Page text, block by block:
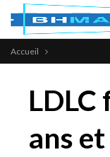
Accueil
LDLC
ans